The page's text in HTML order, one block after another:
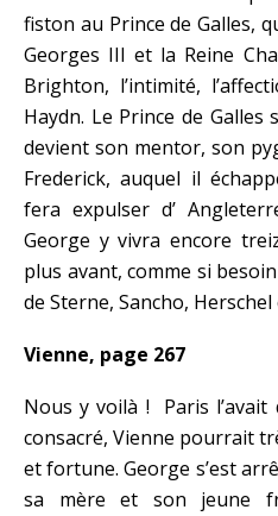
fiston au Prince de Galles,
Georges III et la Reine
Brighton, l’intimité,
Haydn. Le Prince de Galles
devient son mentor, son
Frederick, auquel il
fera expulser d’
George y vivra encore
plus avant, comme si
de Sterne, Sancho, Herschel
Vienne, page 267
Nous y voilà ! Paris l’avait
consacré, Vienne pourrait
et fortune. George s’est
sa mère et son jeune